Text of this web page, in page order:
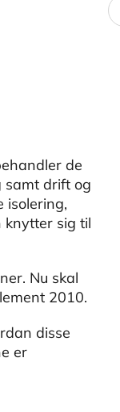
de
samt drift og
isolering,
knytter sig til
Nu skal
2010.
disse
er